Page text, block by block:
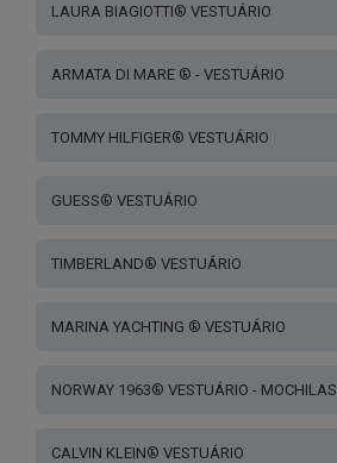
LAURA BIAGIOTTI® VESTUÁRIO
ARMATA DI MARE ® - VESTUÁRIO
TOMMY HILFIGER® VESTUÁRIO
GUESS® VESTUÁRIO
TIMBERLAND® VESTUÁRIO
MARINA YACHTING ® VESTUÁRIO
NORWAY 1963® VESTUÁRIO - MOCHILAS
CALVIN KLEIN® VESTUÁRIO